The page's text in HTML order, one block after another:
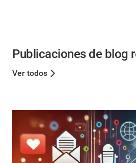
Publicaciones de blog
Ver todos